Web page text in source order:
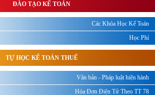
ĐÀO TẠO KẾ TOÁN
Các Khóa Học Kế Toán
Học Phí
TỰ HỌC KẾ TOÁN THUẾ
Văn bản - Pháp luật hiện hành
Hóa Đơn Điện Tử Theo TT 78